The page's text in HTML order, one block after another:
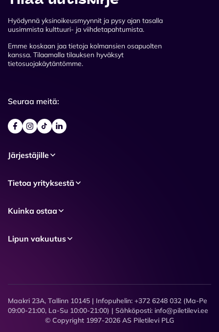
Hyödynnä yksinoikeusmyynnit ja pysy ajan tasalla
uusimmista kulttuuri- ja viihdetapahtumista.
Emme koskaan jaa tietoja kolmansien osapuolten
kanssa. Tilaamalla tilauksen hyväksyt
tietosuojakäytäntömme.
Seuraa meitä:
Järjestäjille
Tietoa yrityksestä
Kuinka ostaa
Lipun vakuutus
Maakri 23A, Tallinn 10145 | Infopuhelin: +372 6248 032 (Ma-Pe
09:00-21:00, La-Su 10:00-21:00) | Sähköposti: info@piletilevi.ee
© Copyright 1997-2026 AS Piletilevi PLG